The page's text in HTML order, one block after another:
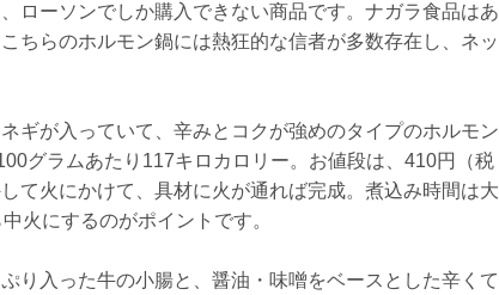
ローソンでしか購入できない商品です。ナガラ食品はあ
ちらのホルモン鍋には熱狂的な信者が多数存在し、ネッ
ギが入っていて、辛みとコクが強めのタイプのホルモン
グラムあたり117キロカロリー。お値段は、410円（税
て火にかけて、具材に火が通れば完成。煮込み時間は大
火にするのがポイントです。
り入った牛の小腸と、醤油・味噌をベースとした辛くて